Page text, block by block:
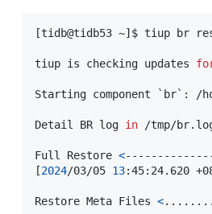
[tidb@tidb53 ~] $ tiup br
tiup is checking updates
Starting component ` br` : /
Detail BR log in /tmp/
Full Restore <
[2024/03/05 13:45:24.620
Restore Meta Files <.. .. .. ..